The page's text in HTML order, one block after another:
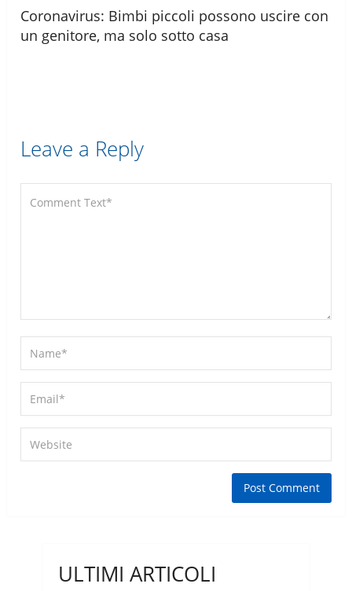
Coronavirus: Bimbi piccoli possono uscire con
un genitore, ma solo sotto casa
Leave a Reply
ULTIMI ARTICOLI